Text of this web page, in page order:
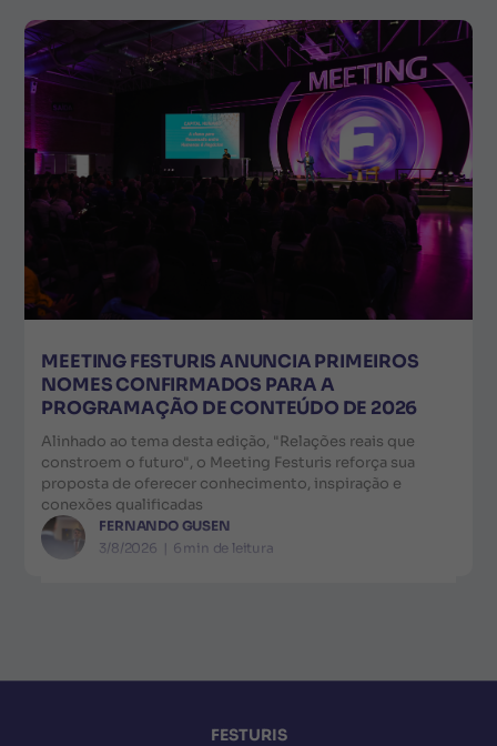
MEETING FESTURIS ANUNCIA PRIMEIROS
NOMES CONFIRMADOS PARA A
PROGRAMAÇÃO DE CONTEÚDO DE 2026
Alinhado ao tema desta edição, "Relações reais que
constroem o futuro", o Meeting Festuris reforça sua
proposta de oferecer conhecimento, inspiração e
conexões qualificadas
FERNANDO GUSEN
3/8/2026 | 6 min de leitura
FESTURIS